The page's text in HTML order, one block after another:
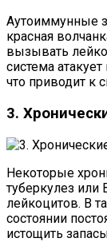
Аутоиммунные
красная
вызывать
система
что приводит к
3.
Некоторые
туберкулез
лейкоцитов. В
состоянии
истощить